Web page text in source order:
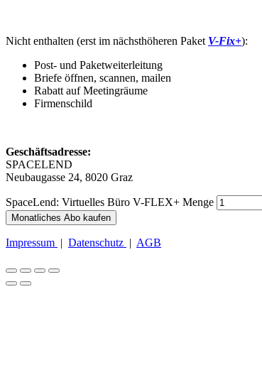
Nicht enthalten (erst im nächsthöheren Paket V-Fix+):
Post- und Paketweiterleitung
Briefe öffnen, scannen, mailen
Rabatt auf Meetingräume
Firmenschild
Geschäftsadresse:
SPACELEND
Neubaugasse 24, 8020 Graz
SpaceLend: Virtuelles Büro V-FLEX+ Menge
Monatliches Abo kaufen
Impressum | Datenschutz | AGB